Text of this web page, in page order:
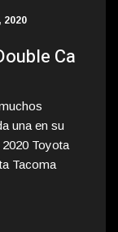
2020
Ca
una en su
Toyota
Tacoma